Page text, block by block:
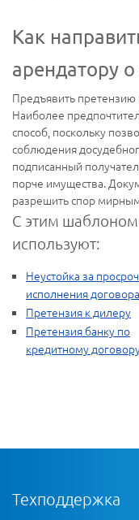
Как
арендатору
Предъявить
Наиболее
способ, поскольку
соблюдения
подписанный
порче имущества.
разрешить спор
С этим шаблоном
используют:
Неустойка за
исполнения договора
Претензия к дилеру
Претензия банку по
кредитному
Техподдержка